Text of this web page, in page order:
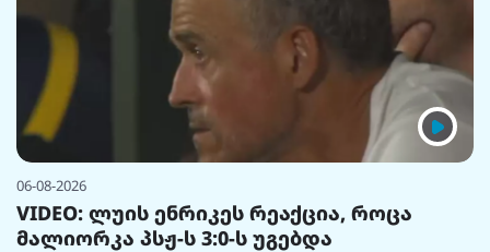
06-08-2026
VIDEO: ლუის ენრიკეს რეაქცია, როცა
მალიორკა პსჟ-ს 3:0-ს უგებდა